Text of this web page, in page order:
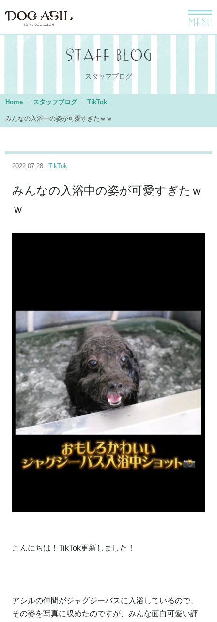
menu
スタッフブログ
Home スタッフブログ TikTok
みんなの入浴中の姿が可愛すぎたｗｗ
2022.07.28 | TikTok
みんなの入浴中の姿が可愛すぎたｗ
ｗ
こんにちは！TikTok更新しました！
アシルの仲間がジャグジーバスに入浴しているので、
その姿を写真に収めたのですが、みんな面白可愛い評